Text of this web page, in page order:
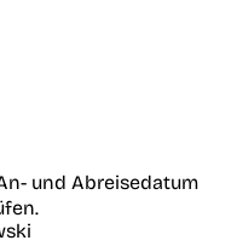
und Abreisedatum